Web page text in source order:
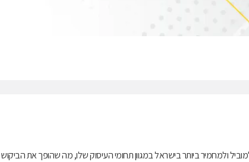
מוסד דתי אשר פועל מזה 100 שנה. הוא נחשב למוביל ולמחמיר ביותר בישראל במגוון תחומי העיסוק שלו, מה שהופך את